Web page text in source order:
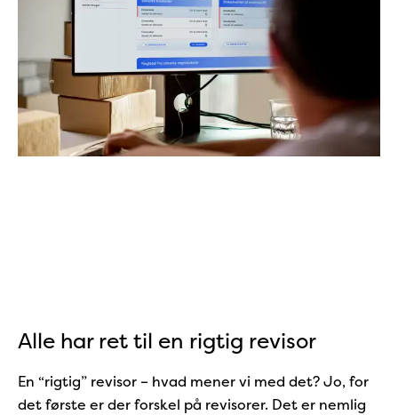
Alle har ret til en rigtig revisor
En “rigtig” revisor – hvad mener vi med det? Jo, for
det første er der forskel på revisorer. Det er nemlig